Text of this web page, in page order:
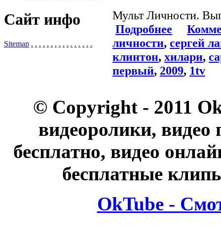
Сайт инфо
Sitemap . . . . . . . . . . . . . . . .
Мульт Личности.
Подробнее
личности, сергей
клинтон, хилари,
первый, 2009, 1tv
© Copyright - 2011
видеоролики, видео
бесплатно, видео
бесплатные
OkTube -